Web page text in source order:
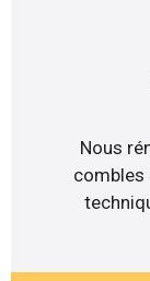
Nous
combles